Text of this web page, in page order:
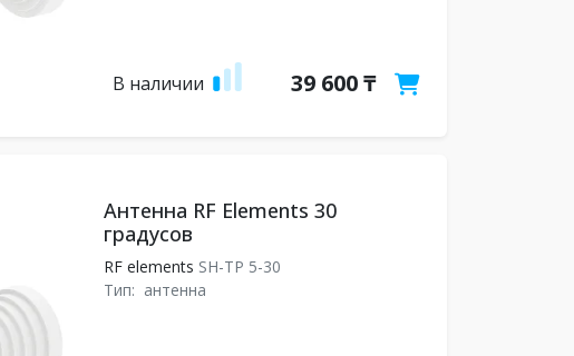
В наличии 39 600 ₸
Антенна RF Elements 30
градусов
RF elements SH-TP 5-30
Тип: антенна